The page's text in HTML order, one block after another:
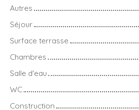
Autres
Séjour
Surface terrasse
Chambres
Salle d'eau
WC
Construction